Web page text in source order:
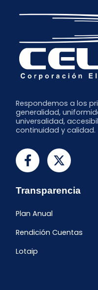
Respondemos a los
generalidad,
universalidad,
continuidad y calidad.
Transparencia
Plan Anual
Rendición Cuentas
Lotaip